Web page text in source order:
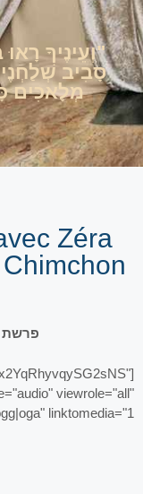
"וְעֵינֶיךָ
סָבִיב
מְלָאכִים
Zéra
פרשת
viewrole="all"
linktomedia="1"]